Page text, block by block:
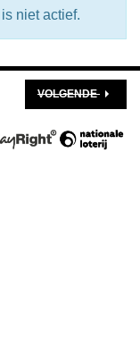
niet actief.
VOLGENDE